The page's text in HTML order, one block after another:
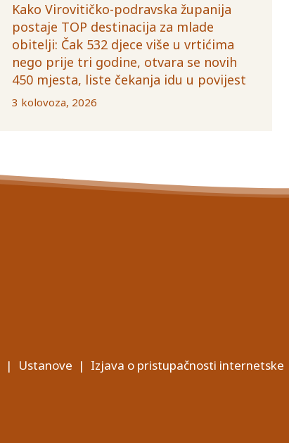
Kako Virovitičko-podravska županija
postaje TOP destinacija za mlade
obitelji: Čak 532 djece više u vrtićima
nego prije tri godine, otvara se novih
450 mjesta, liste čekanja idu u povijest
3 kolovoza, 2026
| Ustanove | Izjava o pristupačnosti internetske